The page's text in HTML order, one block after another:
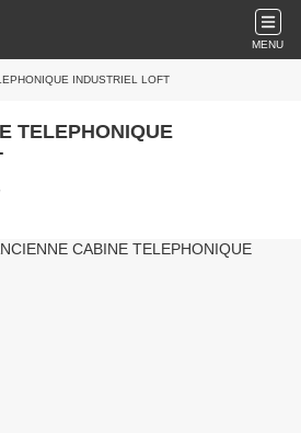
MENU
INDUSTRIEL LOFT
TELEPHONIQUE